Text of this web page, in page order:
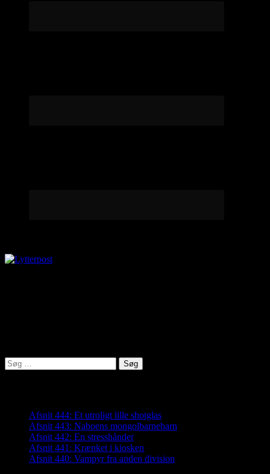
Søg
efter:
Afsnit 444: Et utroligt lille shotglas
Afsnit 443: Naboens mongolbarnebarn
Afsnit 442: En stresshånder
Afsnit 441: Krænket i kiosken
Afsnit 440: Vampyr fra anden division